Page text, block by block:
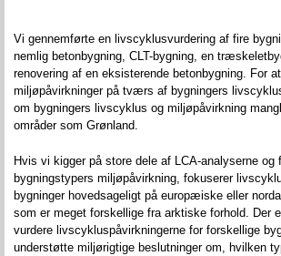
Vi gennemførte en livscyklusvurdering af fire
nemlig betonbygning, CLT-bygning, en
renovering af en eksisterende betonbygning. For at
miljøpåvirkningerpå tværs af bygningers
om bygningers livscyklus og miljøpåvirkning
områder som Grønland.
Hvis vi kigger på store dele af LCA-analyserne og
bygningstypers miljøpåvirkning, fokuserer
bygninger hovedsageligt på europæiske eller
som er meget forskellige fra arktiske forhold. Der
vurdere livscykluspåvirkningerne for forskellige
understøtte miljørigtige beslutninger om, hvilken